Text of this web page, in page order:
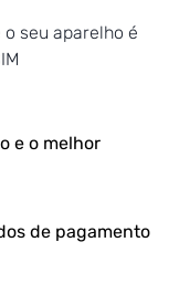
seu aparelho é
e o melhor
de pagamento